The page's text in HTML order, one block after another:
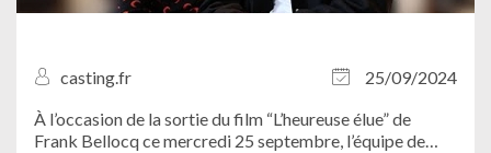
casting.fr
25/09/2024
À l’occasion de la sortie du film “L’heureuse élue” de
Frank Bellocq ce mercredi 25 septembre, l’équipe de